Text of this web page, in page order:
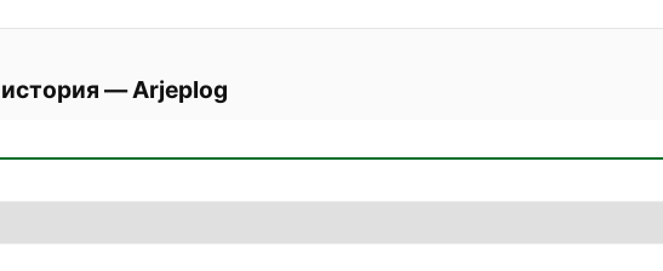
—Arjeplog